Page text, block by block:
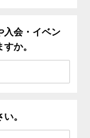
入会・イベン
か。
。